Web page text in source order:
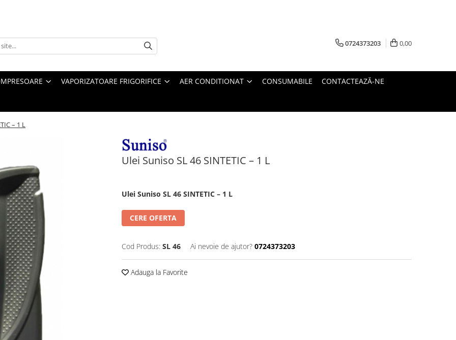
0724373203 0,00
VAPORIZATOARE FRIGORIFICE AER CONDITIONAT CONSUMABILE CONTACTEAZĂ-NE
– 1 L
Ulei Suniso SL 46 SINTETIC – 1 L
Ulei Suniso SL 46 SINTETIC – 1 L
CERE OFERTA
Cod Produs: SL 46 Ai nevoie de ajutor? 0724373203
Adauga la Favorite